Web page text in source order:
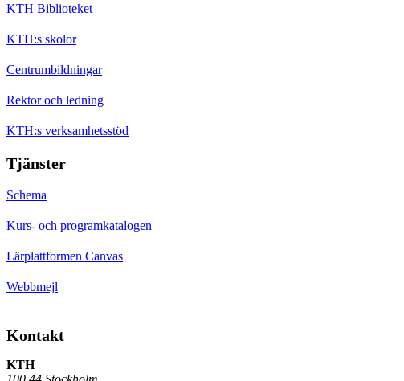
KTH Biblioteket
KTH:s skolor
Centrumbildningar
Rektor och ledning
KTH:s verksamhetsstöd
Tjänster
Schema
Kurs- och programkatalogen
Lärplattformen Canvas
Webbmejl
Kontakt
KTH